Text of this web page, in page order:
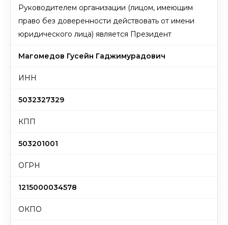
Руководителем организации (лицом, имеющим
право без доверенности действовать от имени
юридического лица) является Президент
Магомедов Гусейн Гаджимурадович
ИНН
5032327329
КПП
503201001
ОГРН
1215000034578
ОКПО